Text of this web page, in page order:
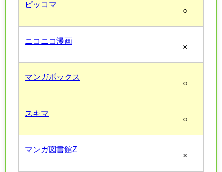
ピッコマ
○
ニコニコ漫画
×
マンガボックス
○
スキマ
○
マンガ図書館Z
×